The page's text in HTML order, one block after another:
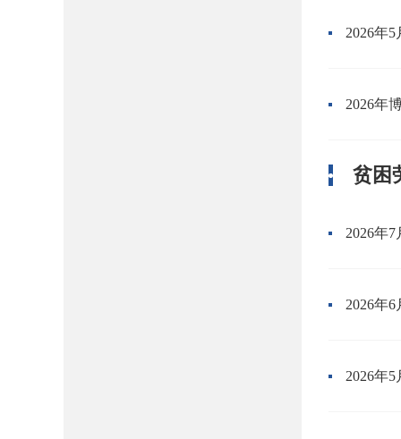
2026年
2026年
贫困
2026年
2026年
2026年